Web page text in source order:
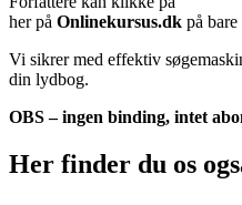
her på Onlinekursus.dk på
Vi sikrer med effektiv
din lydbog.
OBS – ingen binding, intet
Her finder du os